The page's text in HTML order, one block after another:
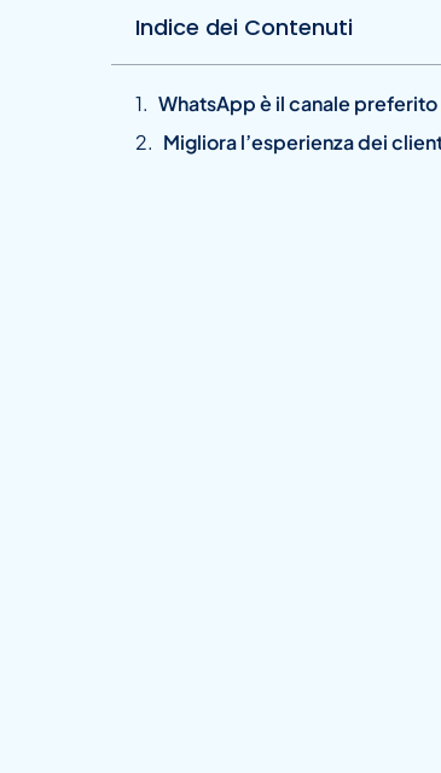
Indice dei Contenuti
WhatsApp è il canale
Migliora l’esperienza dei